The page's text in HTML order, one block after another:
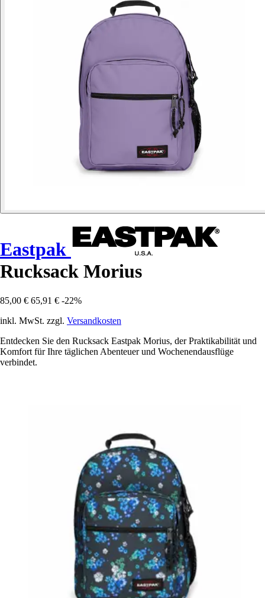
Eastpak
Rucksack Morius
85,00 € 65,91 € -22%
inkl. MwSt. zzgl. Versandkosten
Entdecken Sie den Rucksack Eastpak Morius, der Praktikabilität und
Komfort für Ihre täglichen Abenteuer und Wochenendausflüge
verbindet.